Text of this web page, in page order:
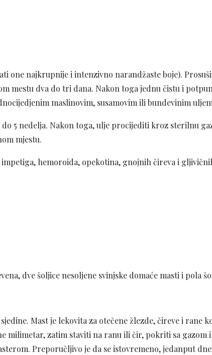
one najkrupnije i intenzivno narandžaste boje).
mestu dva do tri dana. Nakon toga jednu čistu i
maslinovim, susamovim ili bundevinim
5 nedelja. Nakon toga, ulje procijediti kroz sterilnu
mjestu.
hemoroida, opekotina, gnojnih čireva i
dve šoljice nesoljene svinjske domaće masti i pola
Mast je lekovita za otečene žlezde, čireve i rane
milimetar, zatim staviti na ranu ili čir, pokriti sa gazom
Preporučljivo je da se istovremeno, jedanput